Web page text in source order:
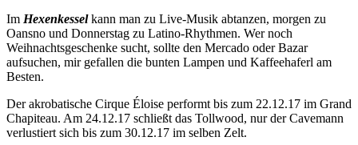
Im Hexenkesselkann man zu Live-Musik abtanzen, morgen zu
Oansno und Donnerstag zu Latino-Rhythmen. Wer noch
Weihnachtsgeschenke sucht, sollte den Mercado oder Bazar
aufsuchen, mir gefallen die bunten Lampen und Kaffeehaferl am
Besten.
Der akrobatische Cirque Éloise performt bis zum 22.12.17 im Grand
Chapiteau. Am 24.12.17 schließt das Tollwood, nur der Cavemann
verlustiert sich bis zum 30.12.17 im selben Zelt.